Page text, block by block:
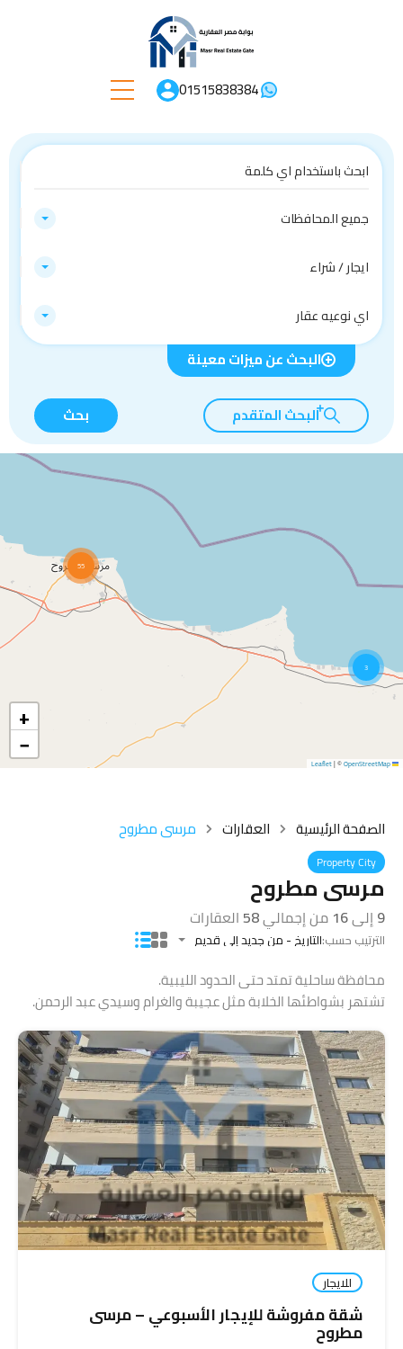
01515838384
جميع المحافظات
ايجار / شراء
اي نوعيه عقار
البحث عن ميزات معينة
البحث المتقدم بحث
3
55
+
−
Leaflet
|©OpenStreetMap
الصفحة الرئيسية العقارات مرسى مطروح
Property City
مرسى مطروح
9إلى16 من إجمالي58العقارات
الترتيب حسب:التاريخ - من جديد إلى قديم
محافظة ساحلية تمتد حتى الحدود الليبية.
تشتهر بشواطئها الخلابة مثل عجيبة والغرام وسيدي عبد الرحمن.
للايجار
شقة مفروشة للإيجار الأسبوعي – مرسى
مطروح